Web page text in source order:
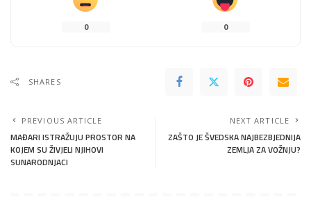
0 0
SHARES
PREVIOUS ARTICLE
MAĐARI ISTRAŽUJU PROSTOR NA
KOJEM SU ŽIVJELI NJIHOVI
SUNARODNJACI
NEXT ARTICLE
ZAŠTO JE ŠVEDSKA NAJBEZBJEDNIJA
ZEMLJA ZA VOŽNJU?